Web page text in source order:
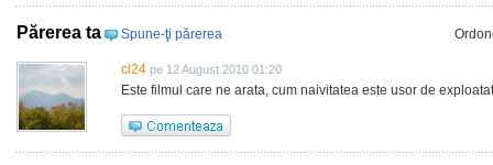
Părerea ta Spune-ţi părerea
cl24 pe 12 August 2010 01:20
Este filmul care ne arata, cum naivitatea este usor de